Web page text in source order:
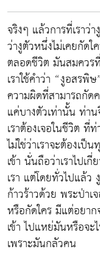
จริงๆ แล้วการที่เรา
ว่างูตัวหนึ่งไม่เคยกัด
ตลอดชีวิต มันสมควร
เราใช้คำว่า “งูอสรพิ
ความผิดที่สามารถกัด
แค่บางตัวเท่านั้น ท่าน
เราต้องเจอในชีวิต
ไม่ใช่ว่าเราจะต้องเป็
เข้า นั่นถือว่าเราไปเ
เรา แต่โดยทั่วไปแล้
ก้าวร้าวด้วย พระป่า
หรือกัดใคร มีแต่อยา
เข้า ไปแหย่มันหรือจะ
เพราะมันกลัวคน